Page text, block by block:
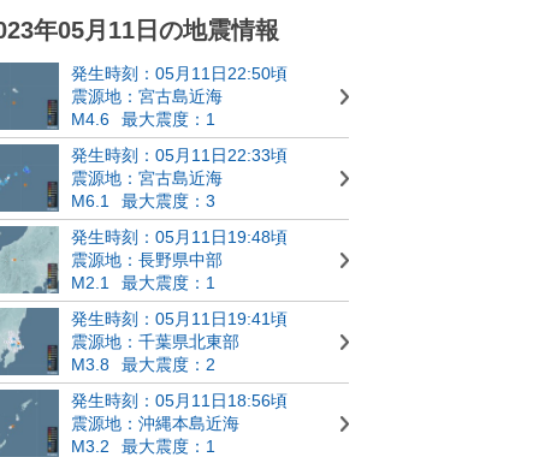
年05月11日の地震情報
発生時刻：05月11日22:50頃
震源地：宮古島近海
M4.6
最大震度：1
発生時刻：05月11日22:33頃
震源地：宮古島近海
M6.1
最大震度：3
発生時刻：05月11日19:48頃
震源地：長野県中部
M2.1
最大震度：1
発生時刻：05月11日19:41頃
震源地：千葉県北東部
M3.8
最大震度：2
発生時刻：05月11日18:56頃
震源地：沖縄本島近海
M3.2
最大震度：1